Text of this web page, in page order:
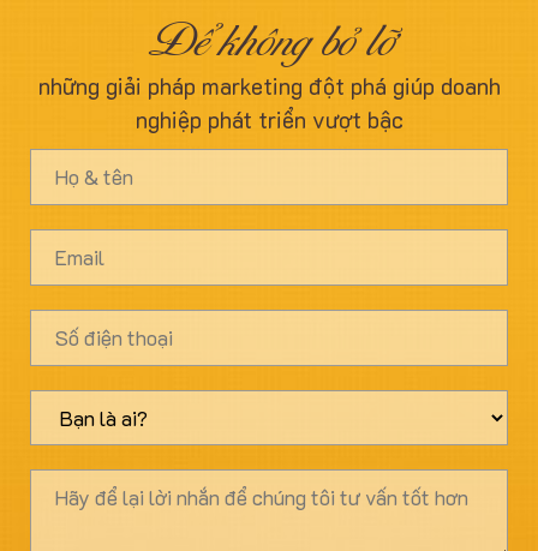
Để không bỏ lỡ
những giải pháp marketing đột phá giúp doanh
nghiệp phát triển vượt bậc